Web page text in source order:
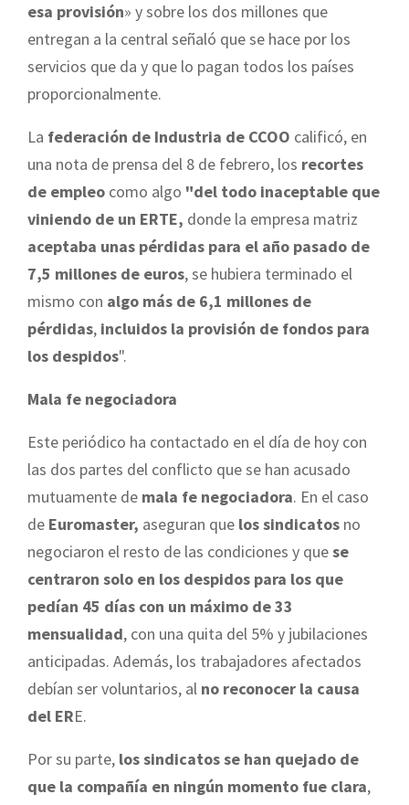
esa provisión» y sobre los dos millones que
entregan a la central señaló que se hace por los
servicios que da y que lo pagan todos los países
proporcionalmente.
La federación de Industria de CCOO calificó, en
una nota de prensa del 8 de febrero, los recortes
de empleo como algo "del todo inaceptable que
viniendo de un ERTE, donde la empresa matriz
aceptaba unas pérdidas para el año pasado de
7,5 millones de euros, se hubiera terminado el
mismo con algo más de 6,1 millones de
pérdidas, incluidos la provisión de fondos para
los despidos".
Mala fe negociadora
Este periódico ha contactado en el día de hoy con
las dos partes del conflicto que se han acusado
mutuamente de mala fe negociadora. En el caso
de Euromaster, aseguran que los sindicatos no
negociaron el resto de las condiciones y quese
centraron solo en los despidos para los que
pedían 45 días con un máximo de 33
mensualidad, con una quita del 5% y jubilaciones
anticipadas. Además, los trabajadores afectados
debían ser voluntarios, al no reconocer la causa
del ERE.
Por su parte, los sindicatos se han quejado de
que la compañía en ningún momento fue clara,